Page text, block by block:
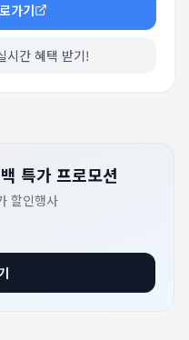
가기
시간 혜택 받기!
특가 프로모션
할인행사